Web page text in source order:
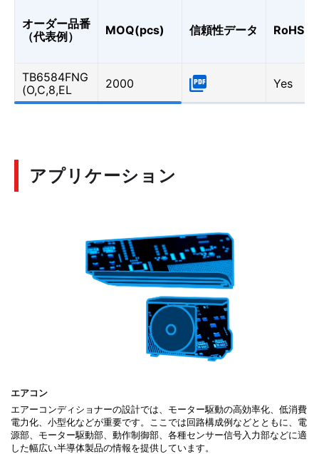
オーダー品番
（代表例）
MOQ(pcs) 信頼性データ RoHS
TB6584FNG
(O,C,8,EL
2000 Yes
アプリケーション
エアコン
エアーコンディショナーの設計では、モーター駆動の高効率化、低消費
電力化、小型化などが重要です。ここでは回路構成例などとともに、電
源部、モーター駆動部、動作制御部、各種センサー信号入力部などに適
した幅広い半導体製品の情報を提供しています。